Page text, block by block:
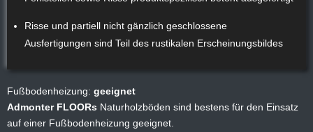
Risse und partiell nicht gänzlich geschlossene
Ausfertigungen sind Teil des rustikalen Erscheinungsbildes
Fußbodenheizung: geeignet
Admonter FLOORs Naturholzböden sind bestens für den Einsatz
auf einer Fußbodenheizung geeignet.